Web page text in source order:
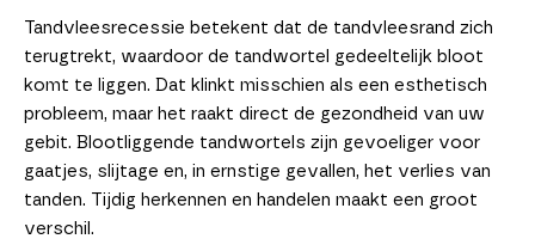
Tandvleesrecessie betekent dat de tandvleesrand zich
terugtrekt, waardoor de tandwortel gedeeltelijk bloot
komt te liggen. Dat klinkt misschien als een esthetisch
probleem, maar het raakt direct de gezondheid van uw
gebit. Blootliggende tandwortels zijn gevoeliger voor
gaatjes, slijtage en, in ernstige gevallen, het verlies van
tanden. Tijdig herkennen en handelen maakt een groot
verschil.